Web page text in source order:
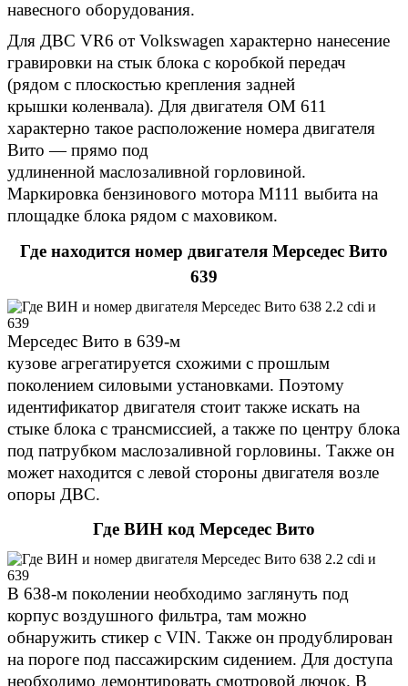
навесного оборудования.
Для ДВС VR6 от Volkswagen характерно нанесение
гравировки на стык блока с коробкой передач
(рядом с плоскостью крепления задней
крышки коленвала). Для двигателя ОМ 611
характерно такое расположение номера двигателя
Вито — прямо под
удлиненной маслозаливной горловиной.
Маркировка бензинового мотора M111 выбита на
площадке блока рядом с маховиком.
Где находится номер двигателя Мерседес Вито
639
Мерседес Вито в 639-м
кузове агрегатируется схожими с прошлым
поколением силовыми установками. Поэтому
идентификатор двигателя стоит также искать на
стыке блока с трансмиссией, а также по центру блока
под патрубком маслозаливной горловины. Также он
может находится с левой стороны двигателя возле
опоры ДВС.
Где ВИН код Мерседес Вито
В 638-м поколении необходимо заглянуть под
корпус воздушного фильтра, там можно
обнаружить стикер с VIN. Также он продублирован
на пороге под пассажирским сидением. Для доступа
необходимо демонтировать смотровой лючок. В